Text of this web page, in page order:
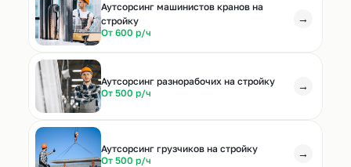
Аутсорсинг машинистов кранов на
стройку
От 600 р/ч
→
Аутсорсинг разнорабочих на стройку
От 500 р/ч
→
Аутсорсинг грузчиков на стройку
От 500 р/ч
→